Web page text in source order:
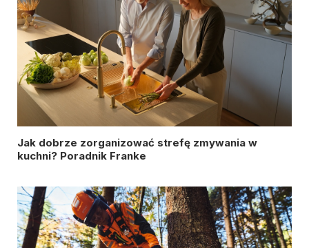
Jak dobrze zorganizować strefę zmywania w
kuchni? Poradnik Franke